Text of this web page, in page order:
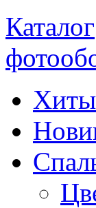
Каталог